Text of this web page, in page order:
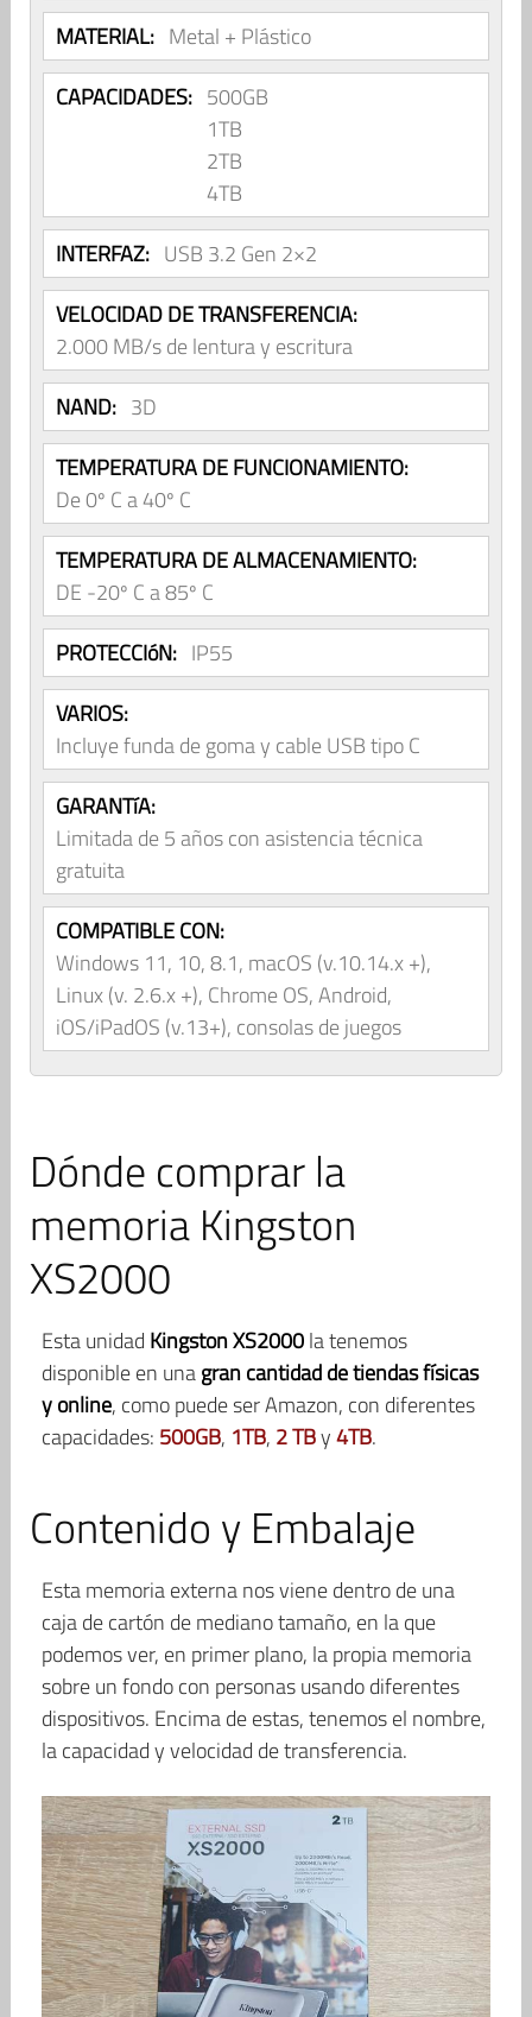
MATERIAL: Metal + Plástico
CAPACIDADES: 500GB
1TB
2TB
4TB
INTERFAZ: USB 3.2 Gen 2×2
VELOCIDAD DE TRANSFERENCIA:
2.000 MB/s de lentura y escritura
NAND: 3D
TEMPERATURA DE FUNCIONAMIENTO:
De 0º C a 40º C
TEMPERATURA DE ALMACENAMIENTO:
DE -20º C a 85º C
PROTECCIóN: IP55
VARIOS:
Incluye funda de goma y cable USB tipo C
GARANTíA:
Limitada de 5 años con asistencia técnica
gratuita
COMPATIBLE CON:
Windows 11, 10, 8.1, macOS (v.10.14.x +),
Linux (v. 2.6.x +), Chrome OS, Android,
iOS/iPadOS (v.13+), consolas de juegos
Dónde comprar la
memoria Kingston
XS2000
Esta unidad Kingston XS2000la tenemos
disponible en unagran cantidad de tiendas físicas
y online, como puede ser Amazon, con diferentes
capacidades: 500GB, 1TB, 2 TBy4TB.
Contenido y Embalaje
Esta memoria externa nos viene dentro de una
caja de cartón de mediano tamaño, en la que
podemos ver, en primer plano, la propia memoria
sobre un fondo con personas usando diferentes
dispositivos. Encima de estas, tenemos el nombre,
la capacidad y velocidad de transferencia.